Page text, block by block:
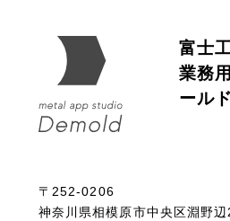
富士
業務
ールド
〒252-0206
神奈川県相模原市中央区淵野